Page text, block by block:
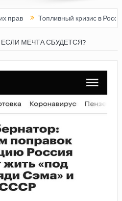
Топливный кризис в России
ЕСЛИ МЕЧТА СБУДЕТСЯ?